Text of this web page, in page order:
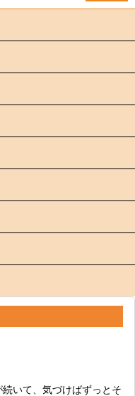
いて、気づけばずっとそ